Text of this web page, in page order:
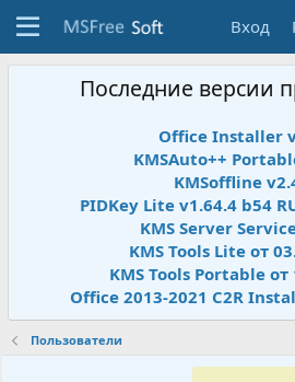
Вход
Последние версии
Office Installer
KMSAuto++
KMSoffline
PIDKey Lite v1.64.4 b54
KMS Server
KMS Tools Lite от
KMS Tools Portable от
Office 2013-2021 C2R
Пользователи